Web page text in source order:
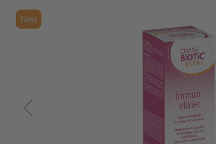
Neu